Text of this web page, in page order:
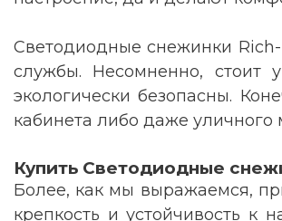
Светодиодные снежинки
службы. Несомненно, стоит
экологически безопасны.
кабинета либо даже уличного
Купить Светодиодные
Более, как мы выражаемся,
крепкость и устойчивость к